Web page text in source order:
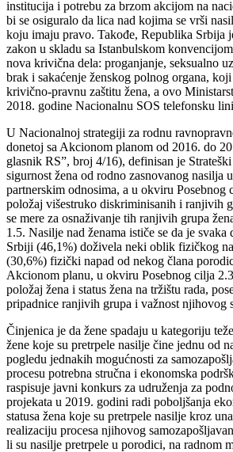
institucija i potrebu za brzom akcijom na
bi se osiguralo da lica nad kojima se vrši
koju imaju pravo. Takođe, Republika Srbija
zakon u skladu sa Istanbulskom
nova krivična dela: proganjanje, seksualno
brak i sakaćenje ženskog polnog organa,
krivično-pravnu zaštitu žena, a ovo
2018. godine Nacionalnu SOS telefonsku
U Nacionalnoj strategiji za rodnu
donetoj sa Akcionom planom od 2016. do
glasnik RS”, broj 4/16), definisan je
sigurnost žena od rodno zasnovanog nasilja
partnerskim odnosima, a u okviru Posebnog
položaj višestruko diskriminisanih i ranjivih
se mere za osnaživanje tih ranjivih grupa
1.5. Nasilje nad ženama ističe se da je
Srbiji (46,1%) doživela neki oblik fizičkog
(30,6%) fizički napad od nekog člana
Akcionom planu, u okviru Posebnog cilja
položaj žena i status žena na tržištu rada,
pripadnice ranjivih grupa i važnost njihovog
Činjenica je da žene spadaju u kategoriju
žene koje su pretrpele nasilje čine jednu od
pogledu jednakih mogućnosti za
procesu potrebna stručna i ekonomska
raspisuje javni konkurs za udruženja za
projekata u 2019. godini radi poboljšanja
statusa žena koje su pretrpele nasilje kroz
realizaciju procesa njihovog
li su nasilje pretrpele u porodici, na radnom